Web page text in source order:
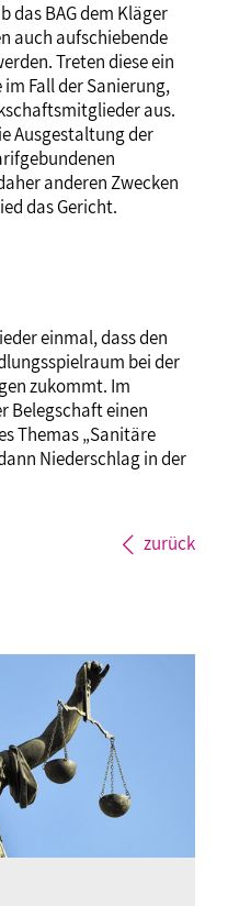
das BAG dem Kläger
auch aufschiebende
Treten diese ein
Fall der Sanierung,
aus.
Ausgestaltung der
anderen Zwecken
das Gericht.
einmal, dass den
bei der
zukommt. Im
Belegschaft einen
Themas „Sanitäre
Niederschlag in der
zurück